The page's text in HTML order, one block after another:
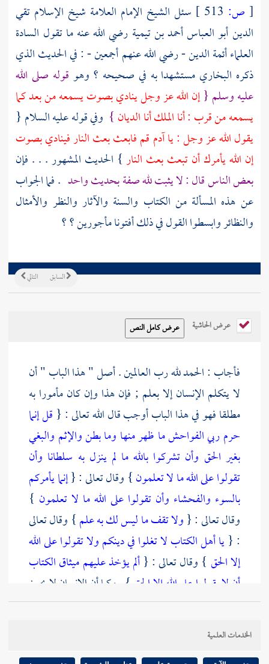
[ ص: سئل الشيخ الإمام العلامة شيخ الإسلام تقي
الدين أبو العباس أحمد بن تيمية رضي الله عنه ما تقول السادة
العلماء أئمة الدين - رضي الله عنهم أجمعين - : في الحديث الذي
ذكره البخاري مستشهدا به في صحيحه ؟ وهو قوله صلى الله
عليه وسلم {إن الله عز وجل ينادي بصوت يسمعه من بعد كما
يسمعه من قرب : أنا الملك أنا الديان } وفي قوله عليه السلام {
يقول الله عز وجل : ياآدم قم فابعث بعث النار فينادي بصوت
إن الله يأمرك أن تبعث بعث النار} الحديث المشهور . . . فإن
بعض الناس قال : لا يثبت لله صفة بحديث واحد . فما الجواب
عن هذه المسألة من الكتاب والسنة والآثار والنظر والأمثال
والنظائر وابسطوا القول في ذلك أفتونا مأجورين ؟ ؟
التالي السابق
عرض الحاشية
فأجاب : الحمد لله رب العالمين . أصل " هذا الباب " أن
لا يتكلم الإنسان إلا بعلم ; فإن هذا وإن كان مأمورا به
مطلقا فهو في هذا الباب أوجب قال الله تعالى : { قل إنما
حرم ربي الفواحش ما ظهر منها وما بطن والإثم والبغي
بغير الحق وأن تشركوا بالله ما لم ينزل به سلطانا وأن
تقولوا على الله ما لا تعلمون} وقال تعالى : {إنما يأمركم
بالسوء والفحشاء وأن تقولوا على الله ما لا تعلمون }
وقال تعالى : {ولا تقف ما ليس لك به علم} وقال تعالى
: {يا أهل الكتاب لا تغلوا في دينكم ولا تقولوا على الله
إلا الحق } وقال تعالى : {ألم يؤخذ عليهم ميثاق الكتاب
أن لا يقولوا على الله إلا الحق } . وكما أن الإنسان لا يجوز
له أن يثبت شيئا إلا بعلم فلا يجوز له أن ينفي شيئا إلا
بعلم ; ولهذا كان النافي عليه الدليل ; كما أن المثبت عليه
الدليل . ومما يجب أن يعرف أن "الخدمات العلمية